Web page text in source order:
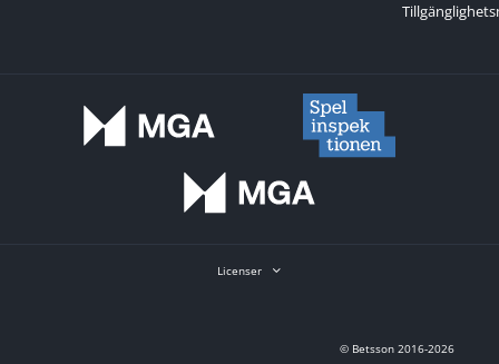
Licenser
© Betsson 2016-2026